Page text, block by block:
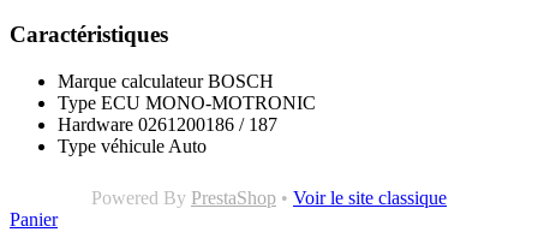
Caractéristiques
Marque calculateur BOSCH
Type ECU MONO-MOTRONIC
Hardware 0261200186 / 187
Type véhicule Auto
Powered By PrestaShop • Voir le site classique
Panier